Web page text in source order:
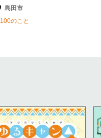
島田市
100のこと